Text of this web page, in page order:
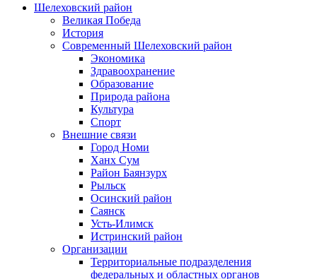
Шелеховский район
Великая Победа
История
Современный Шелеховский район
Экономика
Здравоохранение
Образование
Природа района
Культура
Спорт
Внешние связи
Город Номи
Ханх Сум
Район Баянзурх
Рыльск
Осинский район
Саянск
Усть-Илимск
Истринский район
Организации
Территориальные подразделения
федеральных и областных органов